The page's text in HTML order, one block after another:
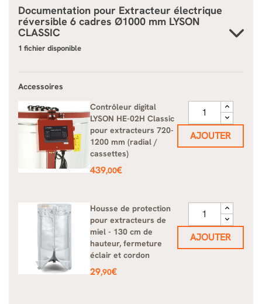
Documentation pour Extracteur électrique
réversible 6 cadres Ø1000 mm LYSON
CLASSIC
1 fichier disponible
Accessoires
Contrôleur digital
LYSON HE-02H Classic
pour extracteurs 720-
1200 mm (radial /
cassettes)
Prix
439,00€
AJOUTER
Housse de protection
pour extracteurs de
miel - 130 cm de
hauteur, fermeture
éclair et cordon
Prix
29,90€
AJOUTER